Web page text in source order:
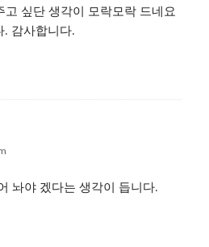
고 싶단 생각이 모락모락 드네요
감사합니다.
놔야 겠다는 생각이 듭니다.